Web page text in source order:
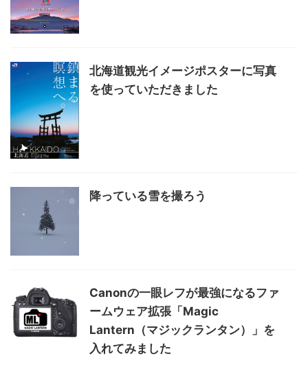
北海道観光イメージポスターに写真
を使っていただきました
降っている雪を撮ろう
Canonの一眼レフが最強になるファ
ームウェア拡張「Magic
Lantern（マジックランタン）」を
入れてみました